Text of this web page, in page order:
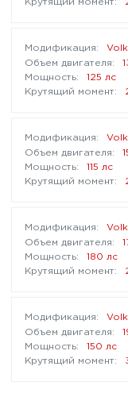
125 лс
115 лс
180 лс
150 лс